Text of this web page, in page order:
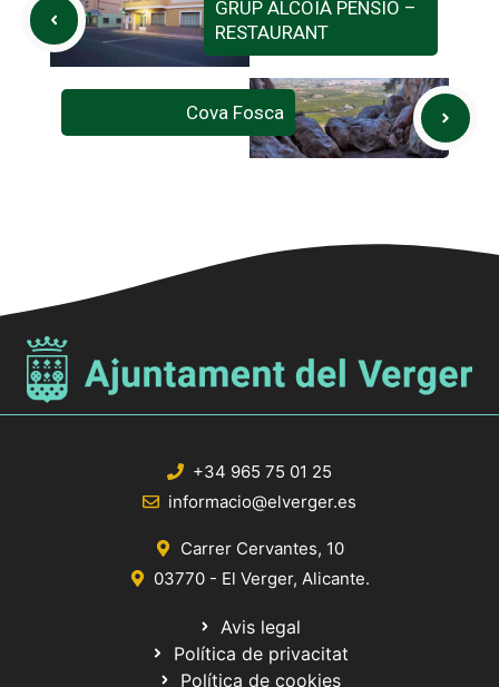
GRUP ALCOIÀ PENSIÓ –
RESTAURANT
Cova Fosca
+34 965 75 01 25
informacio@elverger.es
Carrer Cervantes, 10
03770 - El Verger, Alicante.
Avis legal
Política de privacitat
Política de cookies